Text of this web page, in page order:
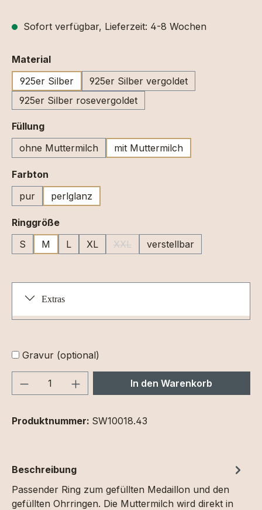
Sofort verfügbar, Lieferzeit: 4-8 Wochen
Materialauswählen
925er Silber
925er Silber vergoldet
925er Silber rosevergoldet
Füllungauswählen
ohne Muttermilch
mit Muttermilch
Farbton
pur
perlglanz
Ringgrößeauswählen
S
M L XL XXL
(Diese Option ist zurzeit nicht
verstellbar
Extras
Gravur (optional)
Produkt Anzahl: Gib denIn den Warenkorb
Produktnummer: SW10018.43
Beschreibung
Passender Ring zum gefüllten Medaillon und den
gefüllten Ohrringen. Die Muttermilch wird direkt in